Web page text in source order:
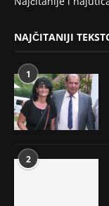
NAJČITANIJI
1
2